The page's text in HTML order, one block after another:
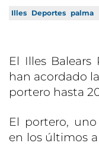
Illes Deportes palma
El Illes
han acordado
portero hasta
El portero,
en los últimos